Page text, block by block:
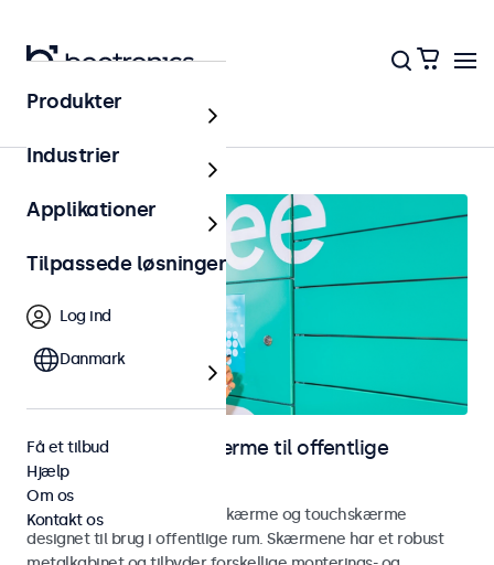
Hjem
Skærme og touchskærme til offentlige
områder
Udforsk vores vandalsikre skærme og touchskærme
designet til brug i offentlige rum. Skærmene har et robust
Produkter
Industrier
Applikationer
Tilpassede løsninger
Log ind
Danmark
Få et tilbud
Hjælp
Om os
Kontakt os